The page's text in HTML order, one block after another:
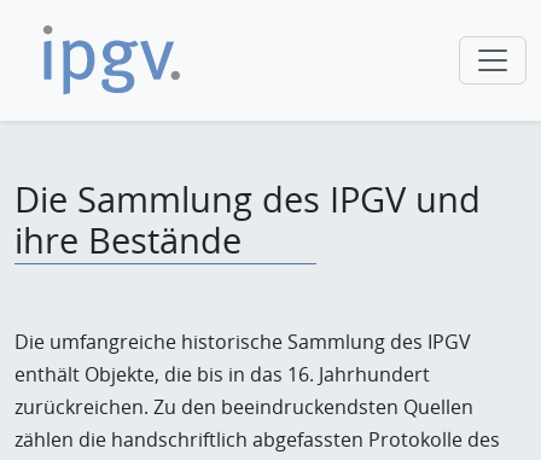
Die Sammlung des IPGV und
ihre Bestände
Die umfangreiche historische Sammlung des IPGV
enthält Objekte, die bis in das 16. Jahrhundert
zurückreichen. Zu den beeindruckendsten Quellen
zählen die handschriftlich abgefassten Protokolle des